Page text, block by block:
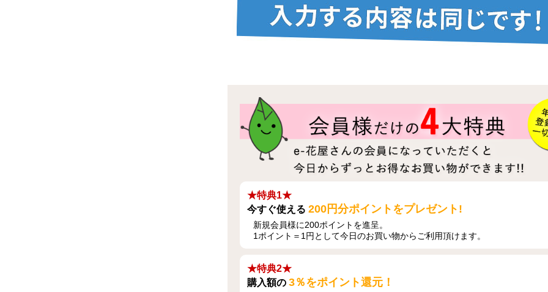
★特典1★
今すぐ使える 200円分ポイントをプレゼント!
新規会員様に200ポイントを進呈。
1ポイント＝1円として今日のお買い物からご利用頂けます。
★特典2★
購入額の 3％をポイント還元！